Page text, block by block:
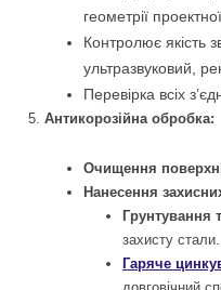
геометрії
Контролює якість
ультразвуковий,
Перевірка всіх
Антикорозійна обробка:
Очищення
Нанесення
Грунтування
захисту стали.
Гаряче